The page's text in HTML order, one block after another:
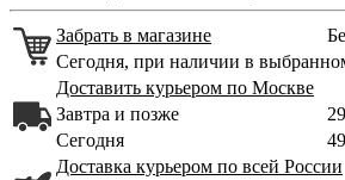
Забрать в магазине
Сегодня, при наличии в
Доставить курьером по Москве
Завтра и позже
Сегодня
Доставка курьером по всей России